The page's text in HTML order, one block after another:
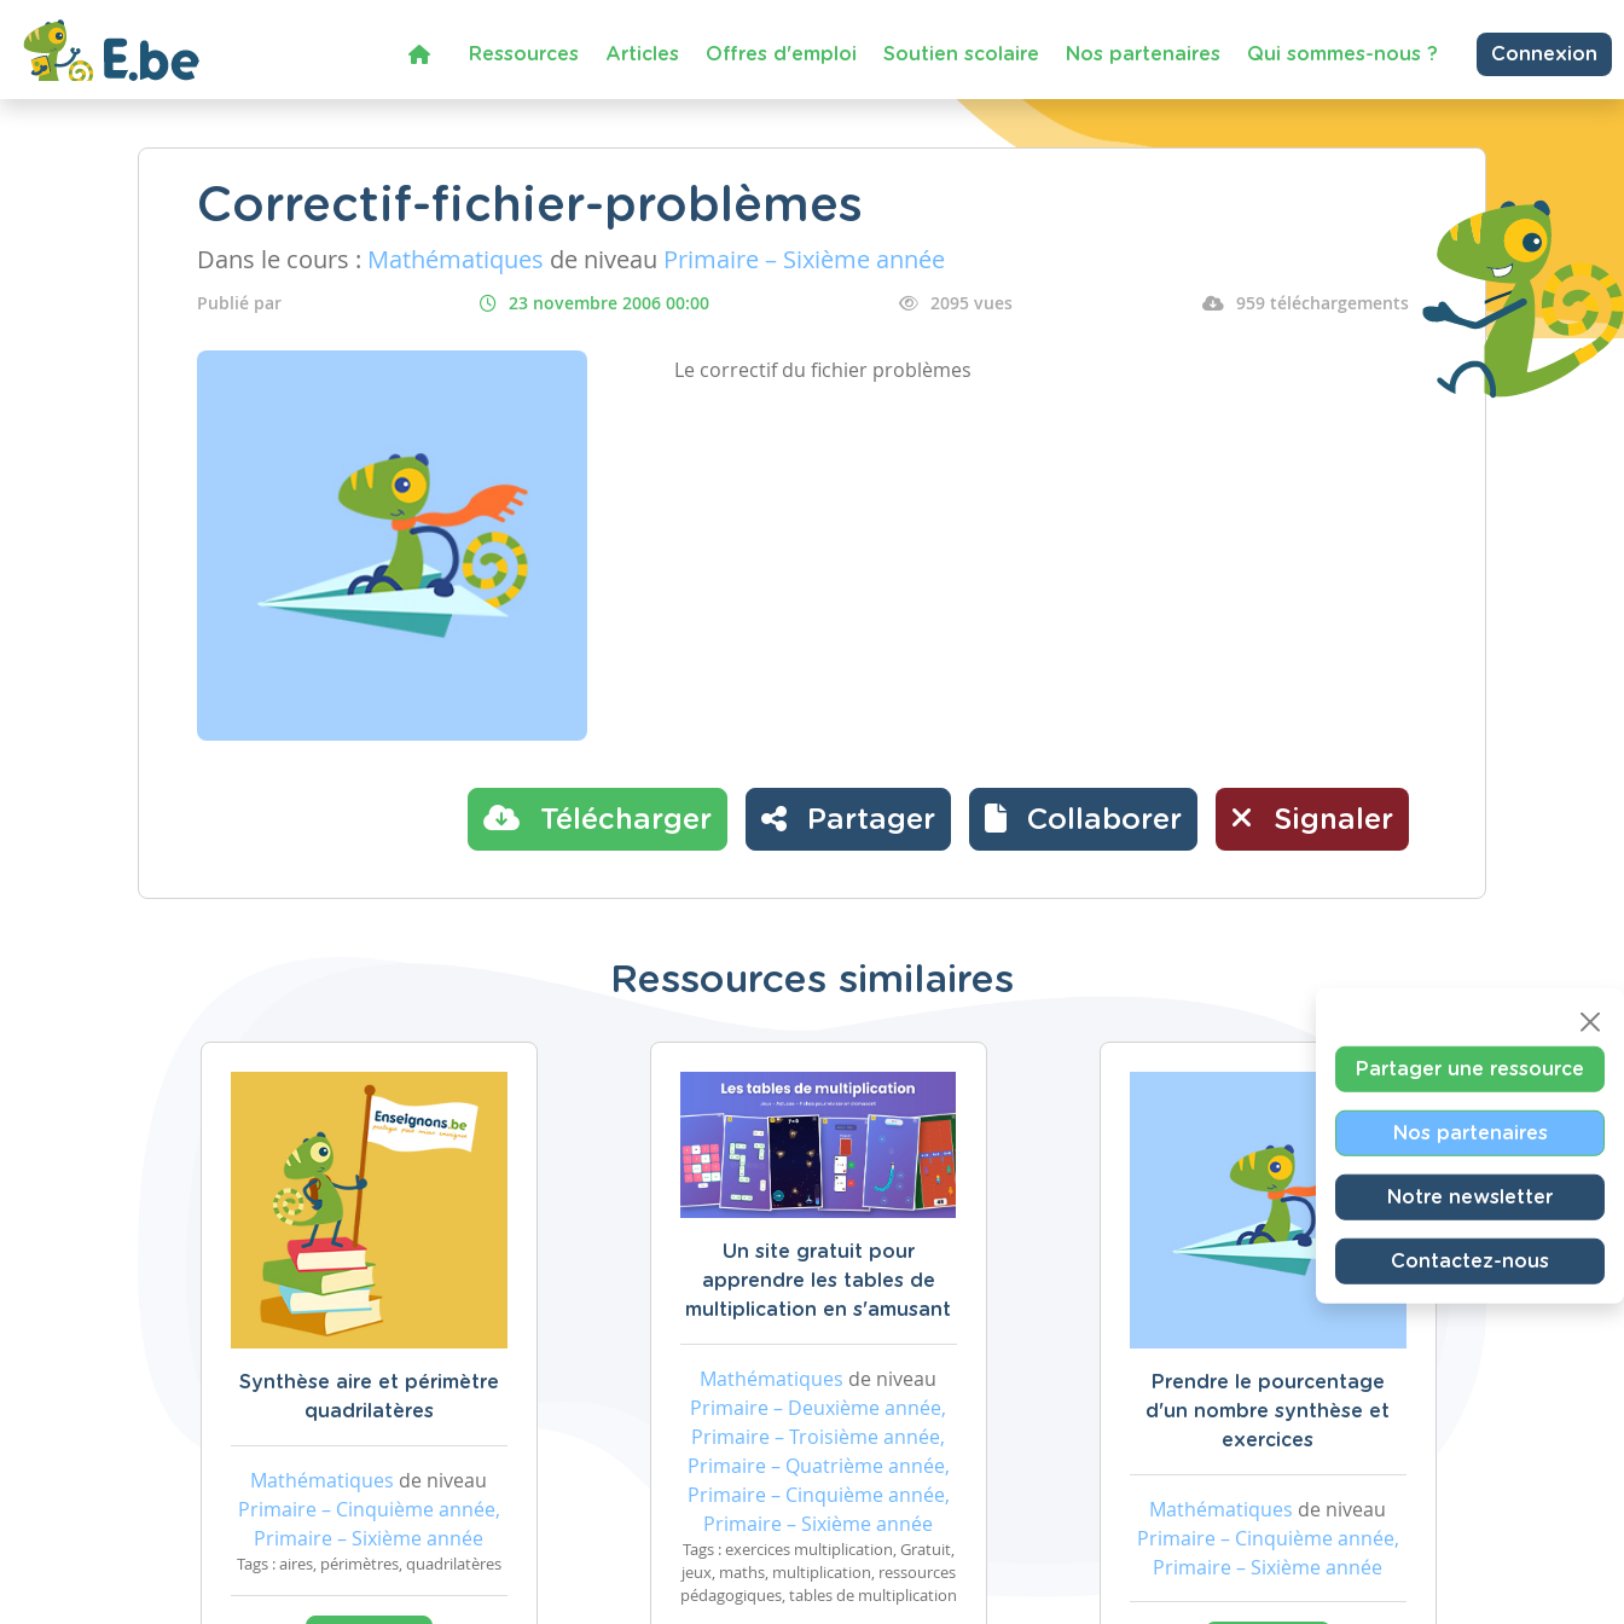
Ressources Articles Offres d'emploi Soutien scolaire Nos partenaires Qui sommes-nous ? Connexion
Correctif-fichier-problèmes
Dans le cours : Mathématiques de niveau Primaire – Sixième année
Publié par 23 novembre 2006 00:00 2095 vues 959 téléchargements
Le correctif du fichier problèmes
Télécharger Partager Collaborer Signaler
Ressources similaires
Synthèse aire et périmètre
quadrilatères
Mathématiques de niveau
Primaire – Cinquième année,
Primaire – Sixième année
Tags : aires, périmètres, quadrilatères
Un site gratuit pour
apprendre les tables de
multiplication en s'amusant
Mathématiques de niveau
Primaire – Deuxième année,
Primaire – Troisième année,
Primaire – Quatrième année,
Primaire – Cinquième année,
Primaire – Sixième année
Tags : exercices multiplication, Gratuit,
jeux, maths, multiplication, ressources
pédagogiques, tables de multiplication
Prendre le pourcentage
d'un nombre synthèse et
exercices
Mathématiques de niveau
Primaire – Cinquième année,
Primaire – Sixième année
Partager une ressource
Nos partenaires
Notre newsletter
Contactez-nous